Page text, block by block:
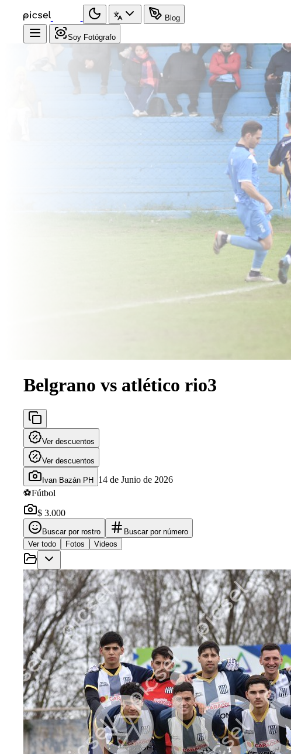
Blog
Soy Fotógrafo
Belgrano vs atlético rio3
Ver descuentos
Ver descuentos
Ivan Bazán PH
14 de Junio de 2026
⚽Fútbol
$ 3.000
Buscar por rostro
Buscar por número
Ver todo
Fotos Videos